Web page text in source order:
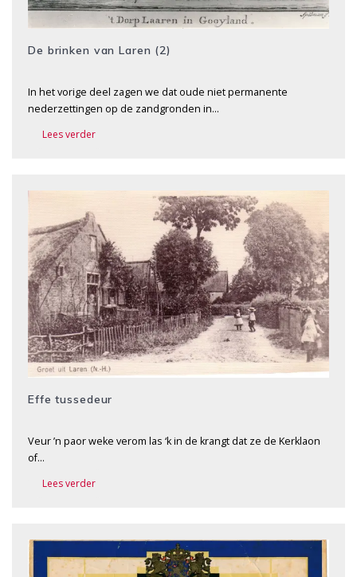
De brinken van Laren (2)
In het vorige deel zagen we dat oude niet permanente
nederzettingen op de zandgronden in…
Lees verder
Effe tussedeur
Veur ’n paor weke verom las ‘k in de krangt dat ze de Kerklaon
of…
Lees verder